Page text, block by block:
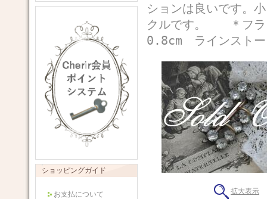
ショッピングガイド
お支払について
ションは良いです。
クルです。 ＊フ
0.8cm ラインストー
拡大表示